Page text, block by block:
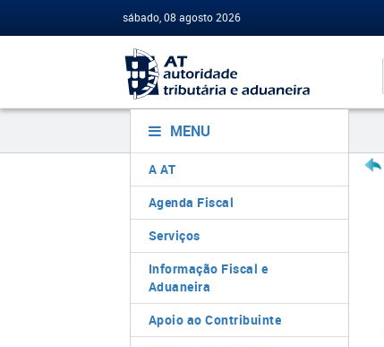
sábado, 08 agosto 2026
MENU
A AT
Agenda Fiscal
Serviços
Informação Fiscal e
Aduaneira
Apoio ao Contribuinte